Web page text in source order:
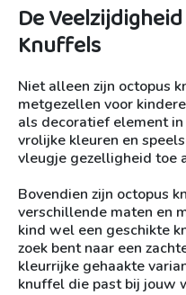
De
Knuffels
Niet alleen zijn octopus
metgezellen voor
als decoratief element
vrolijke kleuren en
vleugje gezelligheid toe
Bovendien zijn octopus
verschillende maten en
kind wel een geschikte
zoek bent naar een
kleurrijke gehaakte
knuffel die past bij jouw